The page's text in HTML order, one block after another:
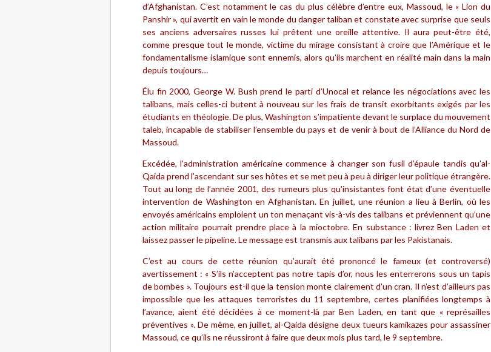
d’Afghanistan. C’est notamment le cas du plus célèbre d’entre eux, Massoud, le « Lion du
Panshir », qui avertit en vain le monde du danger taliban et constate avec surprise que seuls
ses anciens adversaires russes lui prêtent une oreille attentive. Il aura peut-être été,
comme presque tout le monde, victime du mirage consistant à croire que l’Amérique et le
fondamentalisme islamique sont ennemis, alors qu’ils marchent en réalité main dans la main
depuis toujours…
Élu fin 2000, George W. Bush prend le parti d’Unocal et relance les négociations avec les
talibans, mais celles-ci butent à nouveau sur les frais de transit exorbitants exigés par les
étudiants en théologie. De plus, Washington s’impatiente devant le surplace du mouvement
taleb, incapable de stabiliser l’ensemble du pays et de venir à bout de l’Alliance du Nord de
Massoud.
Excédée, l’administration américaine commence à changer son fusil d’épaule tandis qu’al-
Qaida prend l’ascendant sur ses hôtes et se met peu à peu à diriger leur politique étrangère.
Tout au long de l’année 2001, des rumeurs plus qu’insistantes font état d’une éventuelle
intervention de Washington en Afghanistan. En juillet, une réunion a lieu à Berlin, où les
envoyés américains emploient un ton menaçant vis-à-vis des talibans et préviennent qu’une
action militaire pourrait prendre place à la mioctobre. En substance : livrez Ben Laden et
laissez passer le pipeline. Le message est transmis aux talibans par les Pakistanais.
C’est au cours de cette réunion qu’aurait été prononcé le fameux (et controversé)
avertissement : « S’ils n’acceptent pas notre tapis d’or, nous les enterrerons sous un tapis
de bombes ». Toujours est-il que la tension monte clairement d’un cran. Il n’est d’ailleurs pas
impossible que les attaques terroristes du 11 septembre, certes planifiées longtemps à
l’avance, aient été décidées à ce moment-là par Ben Laden, en tant que « représailles
préventives ». De même, en juillet, al-Qaida désigne deux tueurs kamikazes pour assassiner
Massoud, ce qu’ils ne réussiront à faire que deux mois plus tard, le 9 septembre.